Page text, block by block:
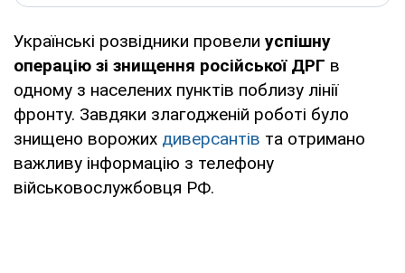
Українські розвідники провели успішну
операцію зі знищення російської ДРГ в
одному з населених пунктів поблизу лінії
фронту. Завдяки злагодженій роботі було
знищено ворожих диверсантів та отримано
важливу інформацію з телефону
військовослужбовця РФ.